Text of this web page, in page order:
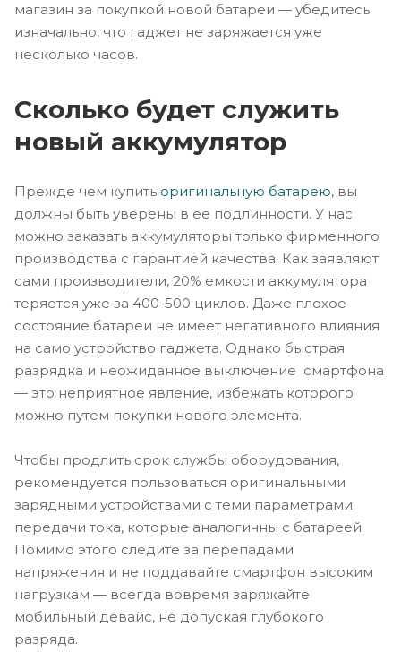
магазин за покупкой новой батареи — убедитесь
изначально, что гаджет не заряжается уже
несколько часов.
Сколько будет служить
новый аккумулятор
Прежде чем купить оригинальную батарею, вы
должны быть уверены в ее подлинности. У нас
можно заказать аккумуляторы только фирменного
производства с гарантией качества. Как заявляют
сами производители, 20% емкости аккумулятора
теряется уже за 400-500 циклов. Даже плохое
состояние батареи не имеет негативного влияния
на само устройство гаджета. Однако быстрая
разрядка и неожиданное выключение смартфона
— это неприятное явление, избежать которого
можно путем покупки нового элемента.
Чтобы продлить срок службы оборудования,
рекомендуется пользоваться оригинальными
зарядными устройствами с теми параметрами
передачи тока, которые аналогичны с батареей.
Помимо этого следите за перепадами
напряжения и не поддавайте смартфон высоким
нагрузкам — всегда вовремя заряжайте
мобильный девайс, не допуская глубокого
разряда.